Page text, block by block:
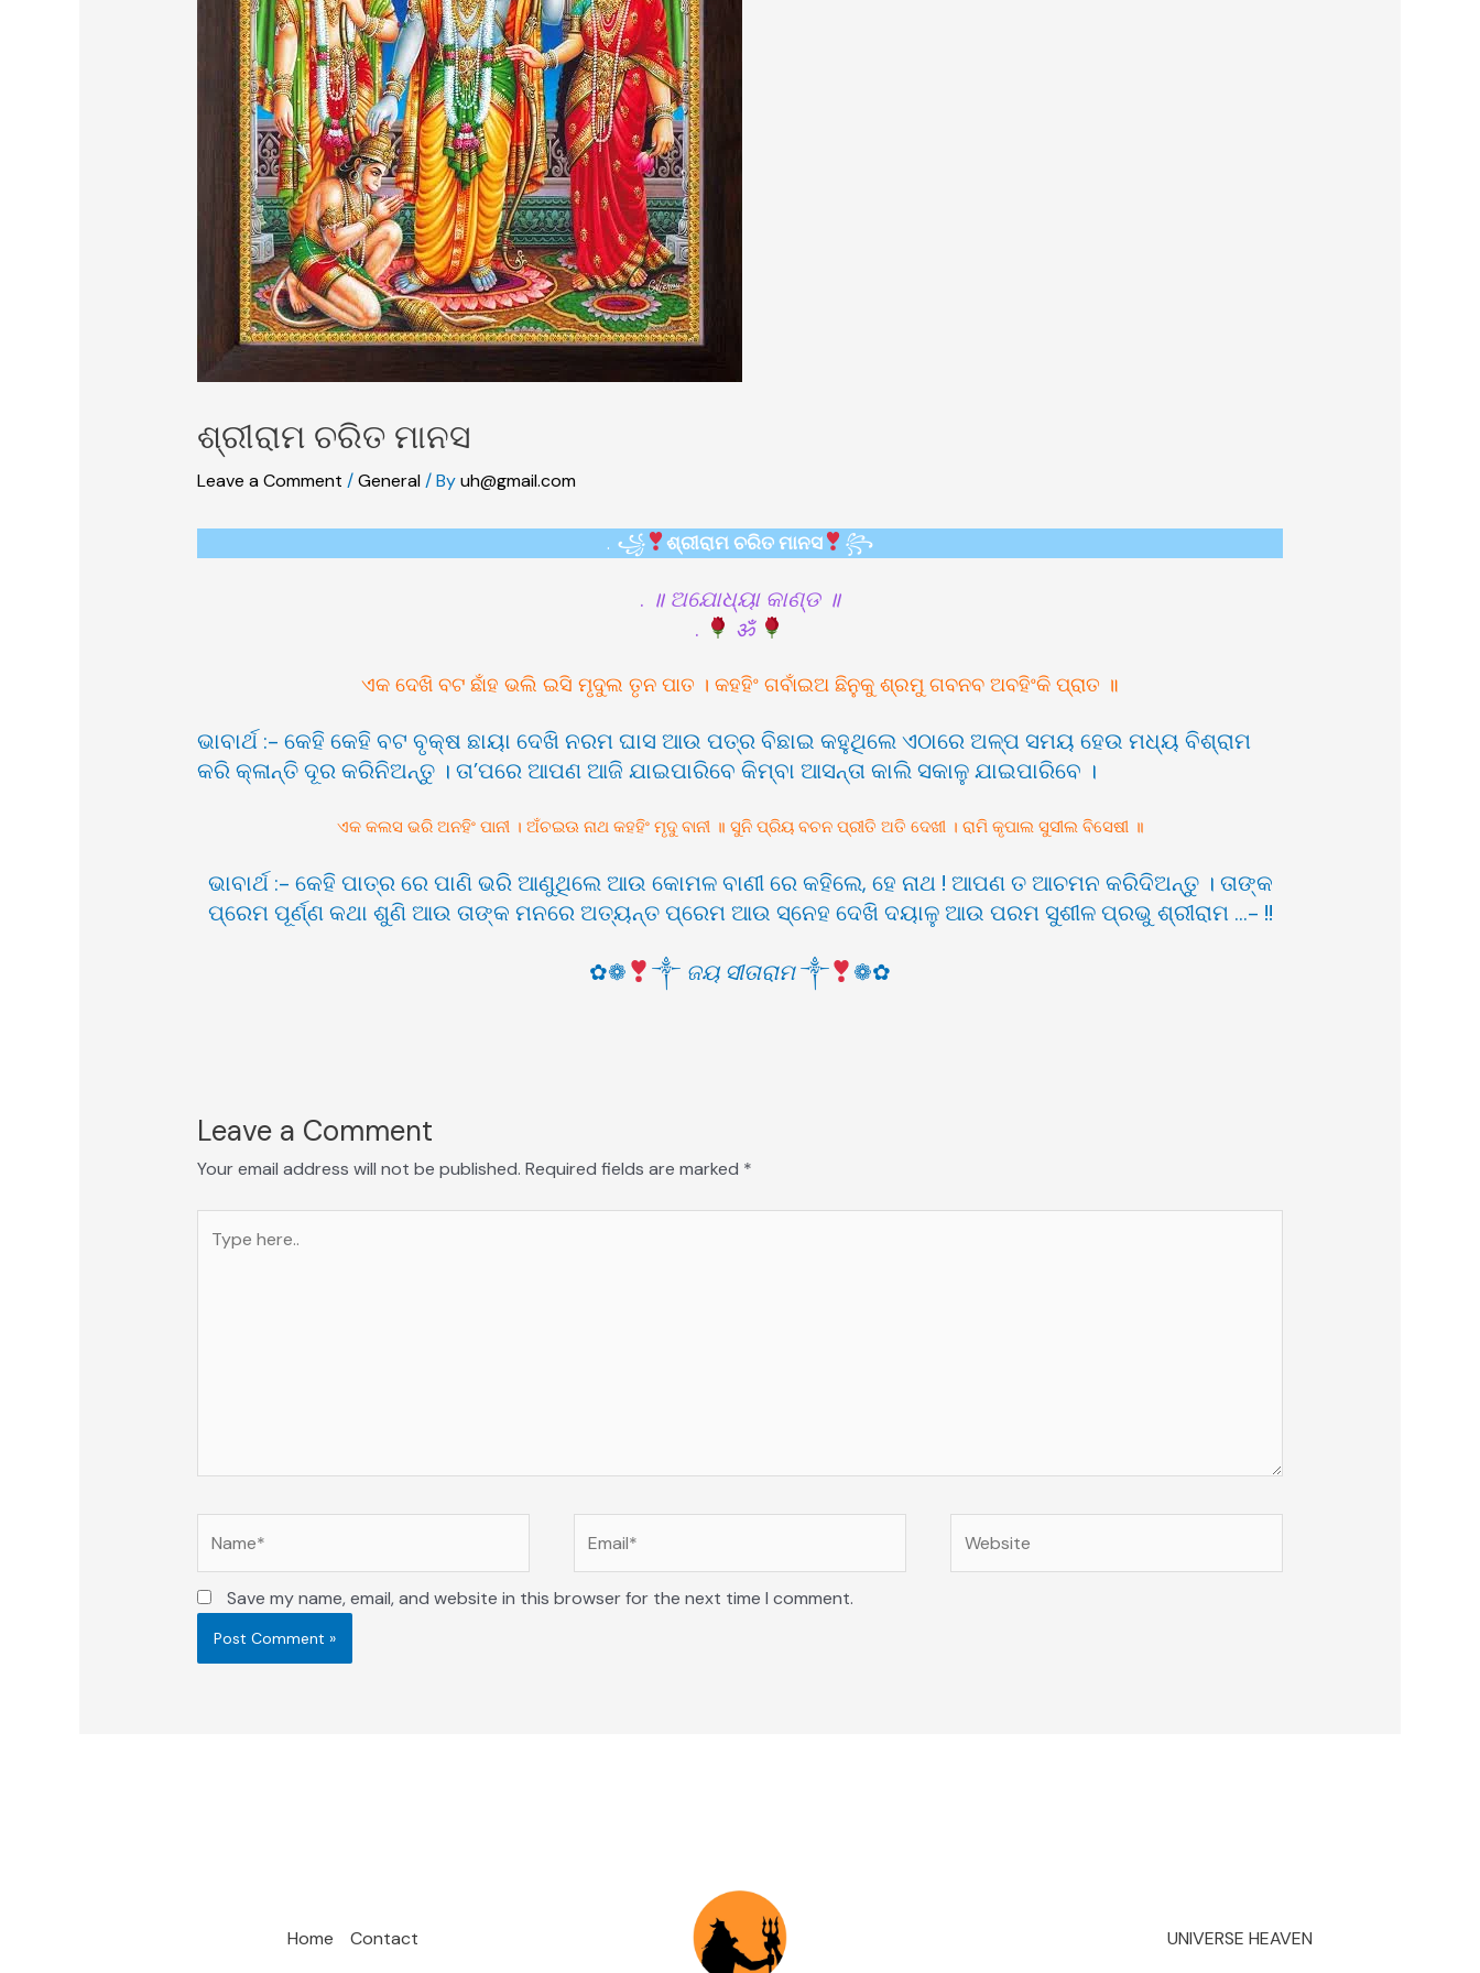
ଶ୍ରୀରାମ ଚରିତ ମାନସ
Leave a Comment /General / Byuh@gmail.com
. ꧁ ଶ୍ରୀରାମ ଚରିତ ମାନସ ꧂
. ॥ ଅଯୋଧ୍ୟା କାଣ୍ଡ ॥
.
ॐ
ଏକ ଦେଖି ବଟ ଛାଁହ ଭଲି ଇସି ମୃଦୁଲ ତୃନ ପାତ । କହହିଂ ଗବାଁଇଅ ଛିନୁକୁ ଶ୍ରମୁ ଗବନବ ଅବହିଂକି ପ୍ରାତ ॥
ଭାବାର୍ଥ :- କେହି କେହି ବଟ ବୃକ୍ଷ ଛାୟା ଦେଖି ନରମ ଘାସ ଆଉ ପତ୍ର ବିଛାଇ କହୁଥିଲେ ଏଠାରେ ଅଳ୍ପ ସମୟ ହେଉ ମଧ୍ୟ ବିଶ୍ରାମ
କରି କ୍ଳାନ୍ତି ଦୂର କରିନିଅନ୍ତୁ । ତା’ପରେ ଆପଣ ଆଜି ଯାଇପାରିବେ କିମ୍ବା ଆସନ୍ତା କାଲି ସକାଳୁ ଯାଇପାରିବେ ।
ଏକ କଲସ ଭରି ଅନହିଂ ପାନୀ । ଅଁଚଇଊ ନାଥ କହହିଂ ମୃଦୁ ବାନୀ ॥ ସୁନି ପ୍ରିୟ ବଚନ ପ୍ରୀତି ଅତି ଦେଖୀ । ରାମି କୃପାଲ ସୁସୀଲ ବିସେଷୀ ॥
ଭାବାର୍ଥ :- କେହି ପାତ୍ର ରେ ପାଣି ଭରି ଆଣୁଥିଲେ ଆଉ କୋମଳ ବାଣୀ ରେ କହିଲେ, ହେ ନାଥ ! ଆପଣ ତ ଆଚମନ କରିଦିଅନ୍ତୁ । ତାଙ୍କ
ପ୍ରେମ ପୂର୍ଣ୍ଣ କଥା ଶୁଣି ଆଉ ତାଙ୍କ ମନରେ ଅତ୍ୟନ୍ତ ପ୍ରେମ ଆଉ ସ୍ନେହ ଦେଖି ଦୟାଳୁ ଆଉ ପରମ ସୁଶୀଳ ପ୍ରଭୁ ଶ୍ରୀରାମ …- !!
✿❁
༒ ଜୟ ସୀତାରାମ༒ ❁✿
Leave a Comment
Your email address will not be published. Required fields are marked *
here..
Save my name, email, and website in this browser for the next time I comment.
Home Contact UNIVERSE HEAVEN